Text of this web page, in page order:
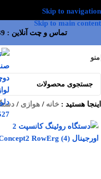
Skip to navigation
Skip to main content
تماس و چت آنلاین :
منو
اینجا هستید : خانه / هوازی /